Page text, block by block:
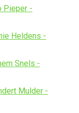
Pieper -
Heldens -
Snels -
Mulder -